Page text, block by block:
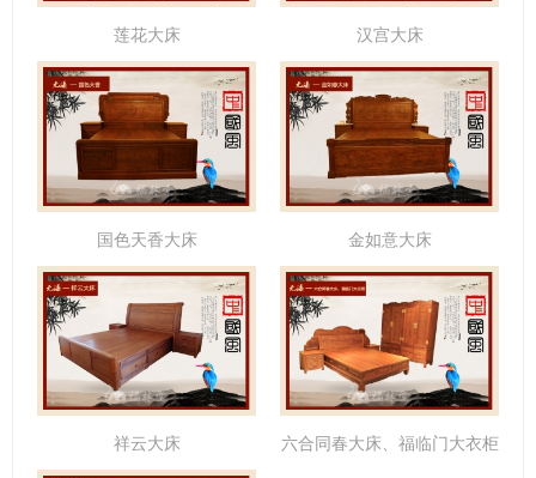
莲花大床 汉宫大床
国色天香大床 金如意大床
祥云大床 六合同春大床、福临门大衣柜